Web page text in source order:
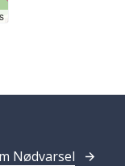
Nødvarsel